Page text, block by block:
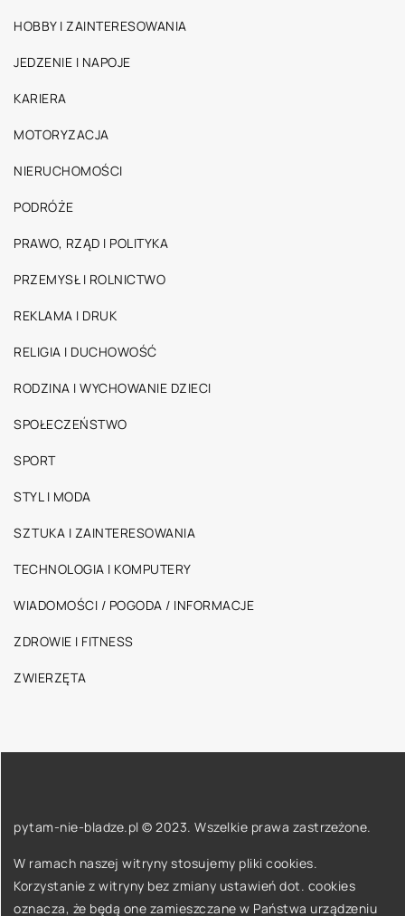
HOBBY I ZAINTERESOWANIA
JEDZENIE I NAPOJE
KARIERA
MOTORYZACJA
NIERUCHOMOŚCI
PODRÓŻE
PRAWO, RZĄD I POLITYKA
PRZEMYSŁ I ROLNICTWO
REKLAMA I DRUK
RELIGIA I DUCHOWOŚĆ
RODZINA I WYCHOWANIE DZIECI
SPOŁECZEŃSTWO
SPORT
STYL I MODA
SZTUKA I ZAINTERESOWANIA
TECHNOLOGIA I KOMPUTERY
WIADOMOŚCI / POGODA / INFORMACJE
ZDROWIE I FITNESS
ZWIERZĘTA
pytam-nie-bladze.pl © 2023. Wszelkie prawa zastrzeżone.
W ramach naszej witryny stosujemy pliki cookies.
Korzystanie z witryny bez zmiany ustawień dot. cookies
oznacza, że będą one zamieszczane w Państwa urządzeniu